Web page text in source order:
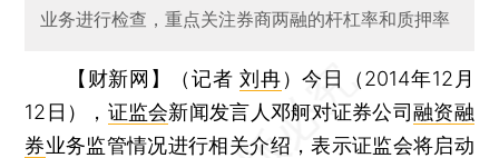
业务进行检查，重点关注券商两融的杆杠率和质押率
【财新网】（记者刘冉）今日（2014年12月
12日）， 证监会新闻发言人邓舸对证券公司融资融
券业务监管情况进行相关介绍，表示证监会将启动